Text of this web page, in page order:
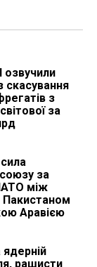
озвучили
скасування
з
за
за
між
Аравією
рашисти